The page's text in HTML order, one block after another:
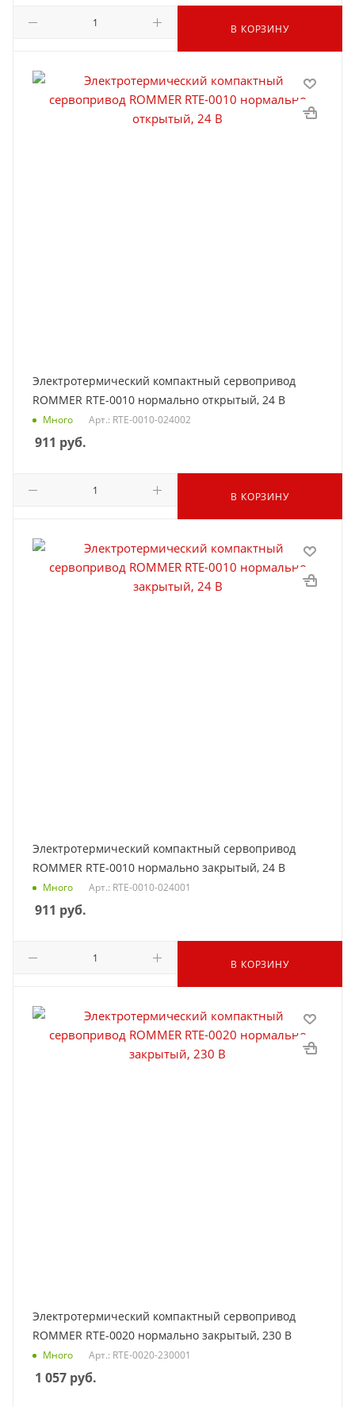
В КОРЗИНУ
Электротермический компактный сервопривод
ROMMER RTE-0010 нормально открытый, 24 В
Много Арт.: RTE-0010-024002
911 руб.
В КОРЗИНУ
Электротермический компактный сервопривод
ROMMER RTE-0010 нормально закрытый, 24 В
Много Арт.: RTE-0010-024001
911 руб.
В КОРЗИНУ
Электротермический компактный сервопривод
ROMMER RTE-0020 нормально закрытый, 230 В
Много Арт.: RTE-0020-230001
1 057 руб.